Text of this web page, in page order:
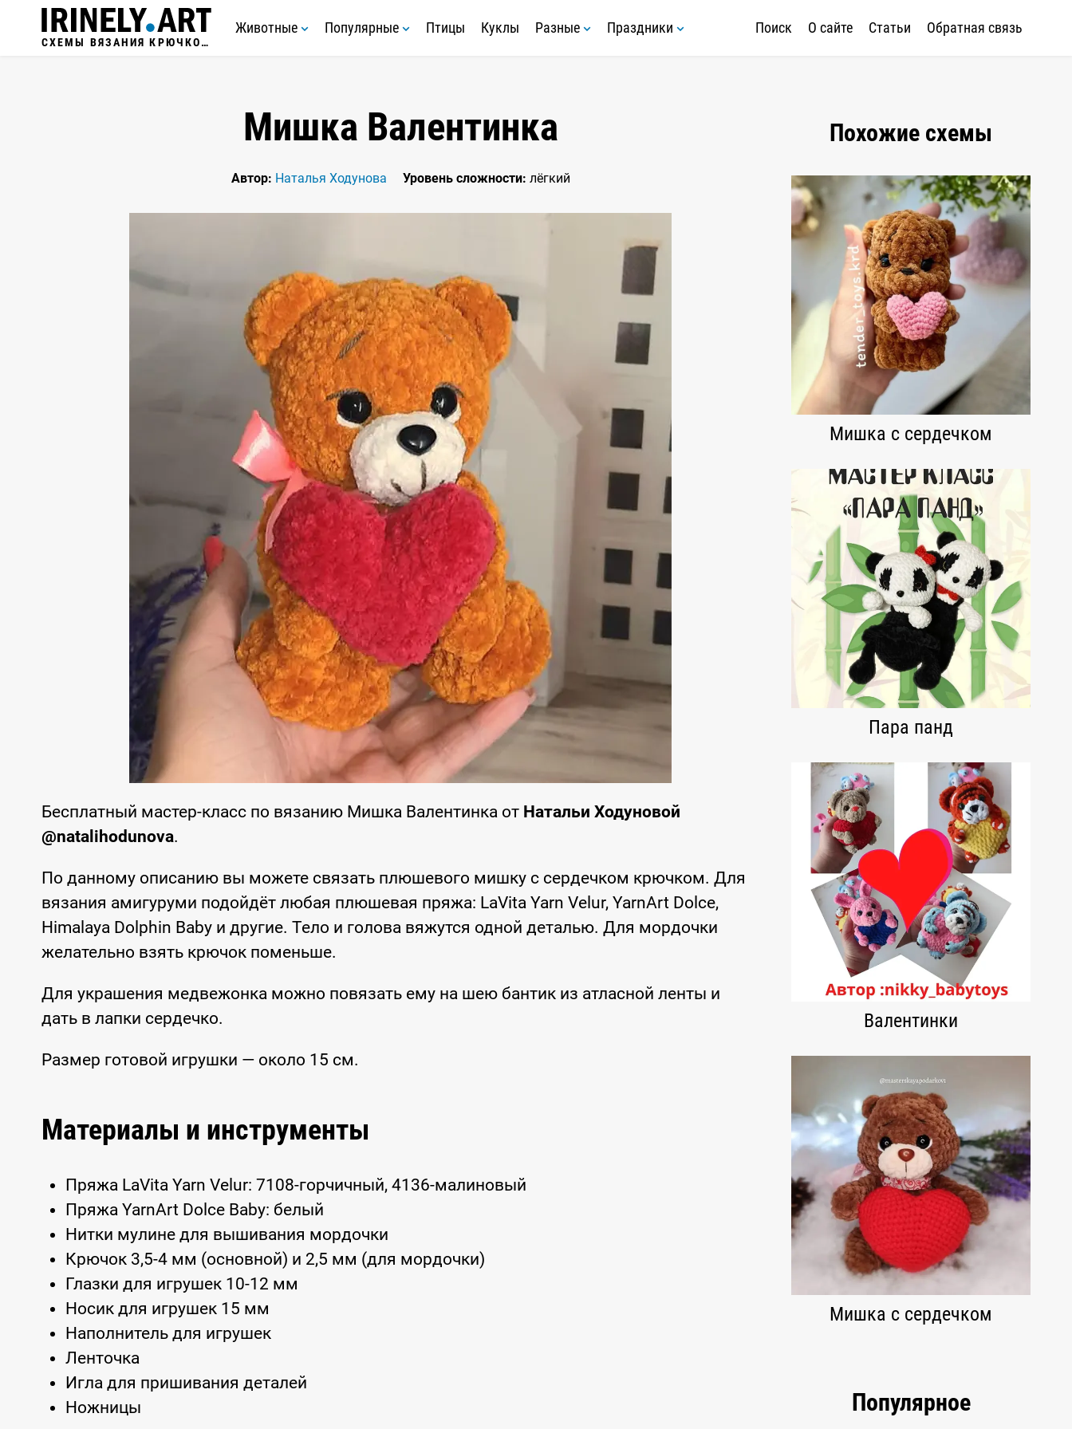
СХЕМЫ ВЯЗАНИЯ КРЮЧКОМ
Животные Популярные Птицы Куклы Разные Праздники Поиск О сайте Статьи Обратная связь
Мишка Валентинка
Автор: Наталья Ходунова Уровень сложности: лёгкий
Бесплатный мастер-класс по вязанию Мишка Валентинка от Натальи Ходуновой
@natalihodunova.
По данному описанию вы можете связать плюшевого мишку с сердечком крючком. Для
вязания амигуруми подойдёт любая плюшевая пряжа: LaVita Yarn Velur, YarnArt Dolce,
Himalaya Dolphin Baby и другие. Тело и голова вяжутся одной деталью. Для мордочки
желательно взять крючок поменьше.
Для украшения медвежонка можно повязать ему на шею бантик из атласной ленты и
дать в лапки сердечко.
Размер готовой игрушки — около 15 см.
Материалы и инструменты
Пряжа LaVita Yarn Velur: 7108-горчичный, 4136-малиновый
Пряжа YarnArt Dolce Baby: белый
Нитки мулине для вышивания мордочки
Крючок 3,5-4 мм (основной) и 2,5 мм (для мордочки)
Глазки для игрушек 10-12 мм
Носик для игрушек 15 мм
Наполнитель для игрушек
Ленточка
Игла для пришивания деталей
Ножницы
Похожие схемы
Мишка с сердечком
Пара панд
Валентинки
Мишка с сердечком
Популярное